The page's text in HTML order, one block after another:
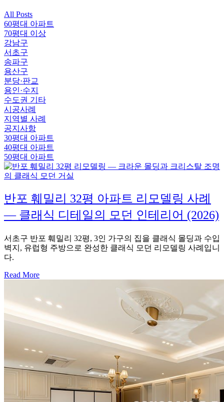
All Posts
60평대 아파트
70평대 이상
강남구
서초구
송파구
용산구
분당·판교
용인·수지
수도권 기타
시공사례
지역별 사례
공지사항
30평대 아파트
40평대 아파트
50평대 아파트
반포 훼밀리 32평 아파트 리모델링 사례
— 클래식 디테일의 모던 인테리어 (2026)
서초구 반포 훼밀리 32평, 3인 가구의 집을 클래식 몰딩과 수입
벽지, 유럽형 주방으로 완성한 클래식 모던 리모델링 사례입니
다.
Read More